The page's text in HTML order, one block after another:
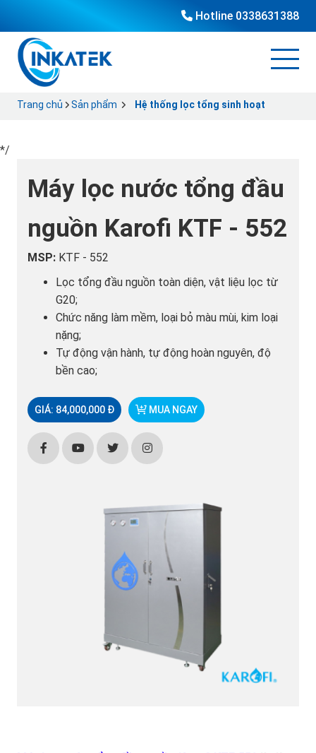
Hotline 0338631388
Trang chủ Sản phẩm Hệ thống lọc tổng sinh hoạt
*/
Máy lọc nước tổng đầu
nguồn Karofi KTF - 552
MSP: KTF - 552
Lọc tổng đầu nguồn toàn diện, vật liệu lọc từ
G20;
Chức năng làm mềm, loại bỏ màu mùi, kim loại
nặng;
Tự động vận hành, tự động hoàn nguyên, độ
bền cao;
GIÁ: 84,000,000 Đ MUA NGAY